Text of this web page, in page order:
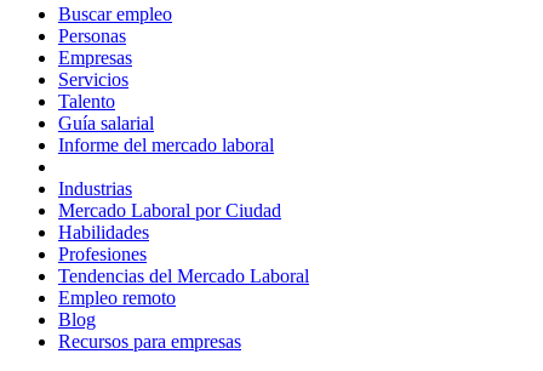
Buscar empleo
Personas
Empresas
Servicios
Talento
Guía salarial
Informe del mercado laboral
Industrias
Mercado Laboral por Ciudad
Habilidades
Profesiones
Tendencias del Mercado Laboral
Empleo remoto
Blog
Recursos para empresas